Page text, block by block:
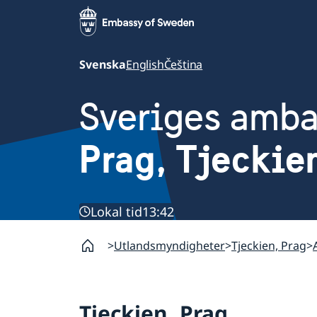
SvenskaEnglishČeština
Sveriges
Prag,
Lokal tid13:42
Utlandsmyndigheter Tjeckien, Prag